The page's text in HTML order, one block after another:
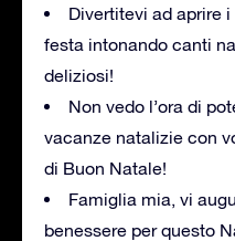
Divertitevi ad aprire
festa intonando canti
deliziosi!
Non vedo l’ora di
vacanze natalizie con
di Buon Natale!
Famiglia mia, vi
benessere per questo